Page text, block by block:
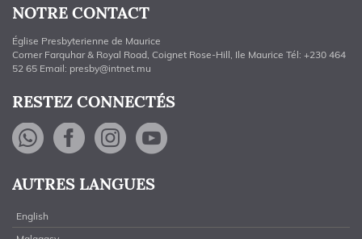
NOTRE CONTACT
Église Presbyterienne de Maurice
Corner Farquhar & Royal Road, Coignet Rose-Hill, Ile Maurice Tél: +230 464
52 65 Email: presby@intnet.mu
RESTEZ CONNECTÉS
WhatsApp
Facebook
Instagram
AUTRES LANGUES
English